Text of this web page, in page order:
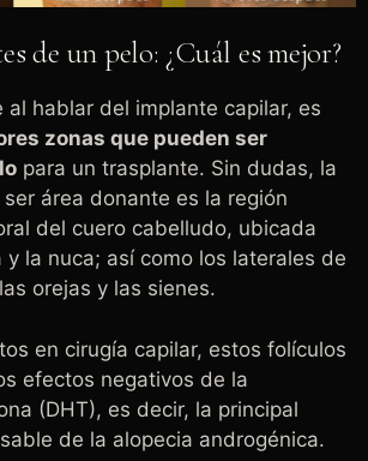
de un pelo: ¿Cuál es mejor?
al hablar del implante capilar, es
zonas que pueden ser
para un trasplante. Sin dudas, la
área donante es la región
del cuero cabelludo, ubicada
y la nuca; así como los laterales de
orejas y las sienes.
en cirugía capilar, estos folículos
efectos negativos de la
(DHT), es decir, la principal
de la alopecia androgénica.